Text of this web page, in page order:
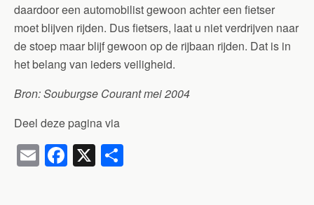
daardoor een automobilist gewoon achter een fietser
moet blijven rijden. Dus fietsers, laat u niet verdrijven naar
de stoep maar blijf gewoon op de rijbaan rijden. Dat is in
het belang van ieders veiligheid.
Bron: Souburgse Courant mei 2004
Deel deze pagina via
E
m
F
a
X